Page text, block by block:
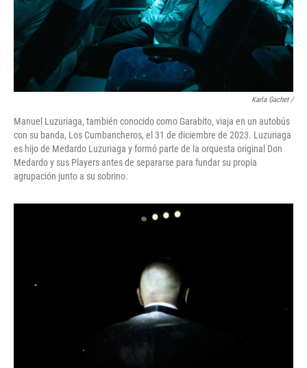
Karla Gachet/
Manuel Luzuriaga, también conocido como Garabito, viaja en un autobús
con su banda, Los Cumbancheros, el 31 de diciembre de 2023. Luzuriaga
es hijo de Medardo Luzuriaga y formó parte de la orquesta original Don
Medardo y sus Players antes de separarse para fundar su propia
agrupación junto a su sobrino.